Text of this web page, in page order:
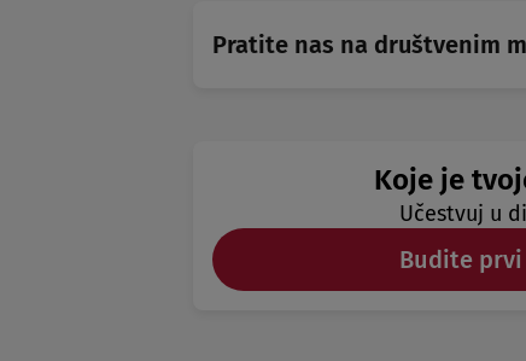
Pratite nas na društvenim
Koje je
Učestvuj u
Budite